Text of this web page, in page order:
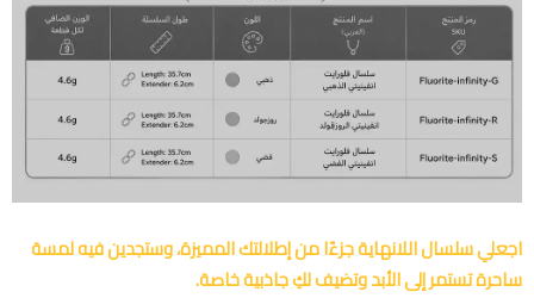
اجعلي سلسال اللانهاية جزءًا من إطلالتك المميزة، وستجدين فيه لمسة
ساحرة تستمر إلى الأبد وتضيف لكِ جاذبية خاصة.